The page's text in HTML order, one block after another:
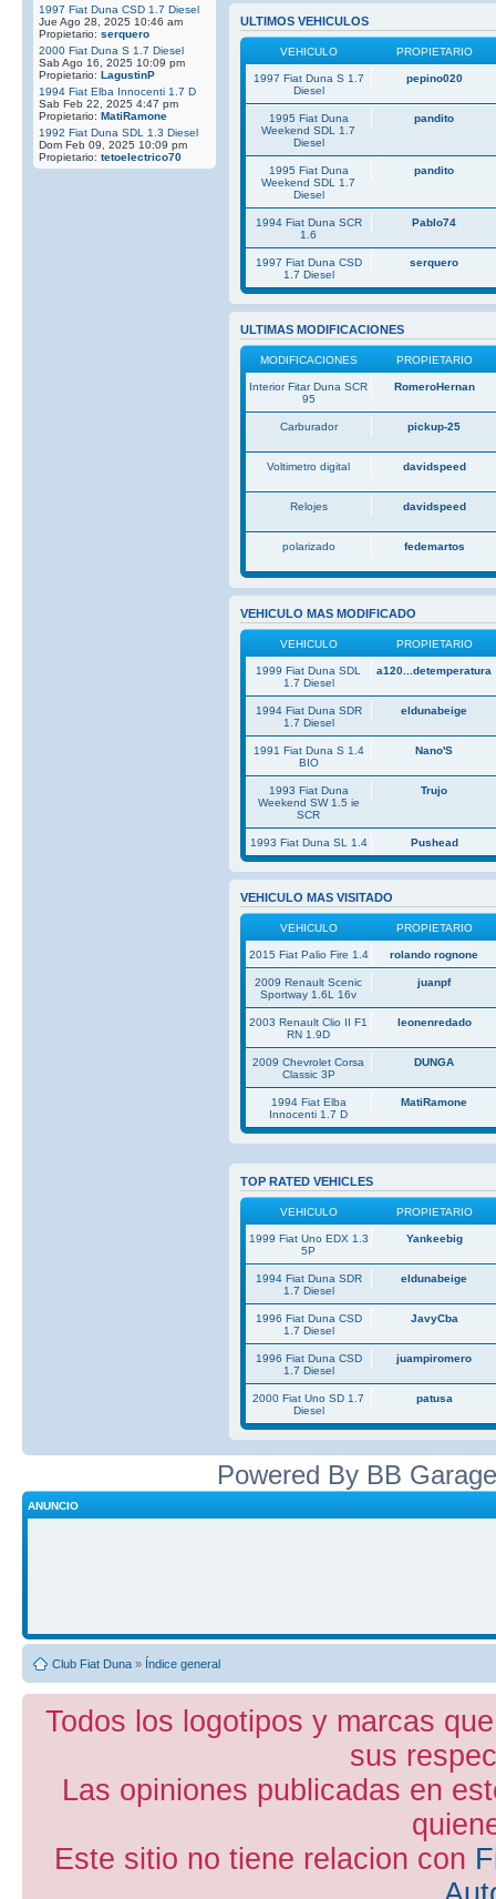
1997 Fiat Duna CSD 1.7 Diesel
Jue Ago 28, 2025 10:46 am
Propietario: serquero
2000 Fiat Duna S 1.7 Diesel
Sab Ago 16, 2025 10:09 pm
Propietario: LagustinP
1994 Fiat Elba Innocenti 1.7 D
Sab Feb 22, 2025 4:47 pm
Propietario: MatiRamone
1992 Fiat Duna SDL 1.3 Diesel
Dom Feb 09, 2025 10:09 pm
Propietario: tetoelectrico70
ULTIMOS VEHICULOS
VEHICULO PROPIETARIO
1997 Fiat Duna S 1.7
Diesel
pepino020
1995 Fiat Duna
Weekend SDL 1.7
Diesel
pandito
1995 Fiat Duna
Weekend SDL 1.7
Diesel
pandito
1994 Fiat Duna SCR
1.6
Pablo74
1997 Fiat Duna CSD
1.7 Diesel
serquero
ULTIMAS MODIFICACIONES
MODIFICACIONES PROPIETARIO
Interior Fitar Duna SCR
95
RomeroHernan
Carburador pickup-25
Voltimetro digital davidspeed
Relojes davidspeed
polarizado fedemartos
VEHICULO MAS MODIFICADO
VEHICULO PROPIETARIO
1999 Fiat Duna SDL
1.7 Diesel
a120...detemperatura
1994 Fiat Duna SDR
1.7 Diesel
eldunabeige
1991 Fiat Duna S 1.4
BIO
Nano'S
1993 Fiat Duna
Weekend SW 1.5 ie
SCR
Trujo
1993 Fiat Duna SL 1.4 Pushead
VEHICULO MAS VISITADO
VEHICULO PROPIETARIO
2015 Fiat Palio Fire 1.4 rolando rognone
2009 Renault Scenic
Sportway 1.6L 16v
juanpf
2003 Renault Clio II F1
RN 1.9D
leonenredado
2009 Chevrolet Corsa
Classic 3P
DUNGA
1994 Fiat Elba
Innocenti 1.7 D
MatiRamone
TOP RATED VEHICLES
VEHICULO PROPIETARIO
1999 Fiat Uno EDX 1.3
5P
Yankeebig
1994 Fiat Duna SDR
1.7 Diesel
eldunabeige
1996 Fiat Duna CSD
1.7 Diesel
JavyCba
1996 Fiat Duna CSD
1.7 Diesel
juampiromero
2000 Fiat Uno SD 1.7
Diesel
patusa
Powered By BB
ANUNCIO
Club Fiat Duna » Índice general
Todos los logotipos y marcas
sus
Las opiniones publicadas en
Este sitio no tiene relacion con